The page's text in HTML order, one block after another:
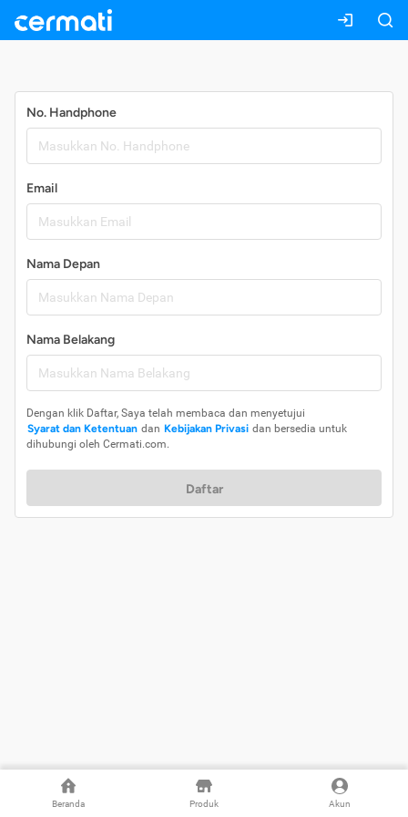
Beranda Produk Akun
No. Handphone
Email
Nama Depan
Nama Belakang
Dengan klik Daftar, Saya telah membaca dan menyetujui
Syarat dan Ketentuan dan Kebijakan Privasi dan bersedia untuk
dihubungi oleh Cermati.com.
Daftar